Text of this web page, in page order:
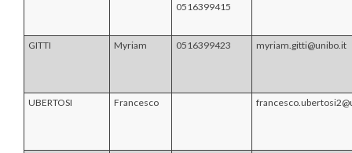
0516399415
GITTI Myriam 0516399423 myriam.gitti@unibo.it
UBERTOSI Francesco